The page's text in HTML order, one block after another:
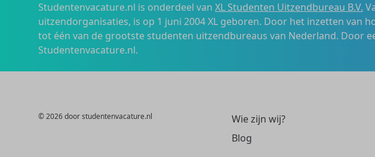
Studentenvacature.nl is onderdeel van XL Studenten Uitzendbureau B.V.
uitzendorganisaties, is op 1 juni 2004 XL geboren. Door het inzetten van
tot één van de grootste studenten uitzendbureaus van Nederland. Door
Studentenvacature.nl.
© 2026 door studentenvacature.nl
Wie zijn wij?
Blog